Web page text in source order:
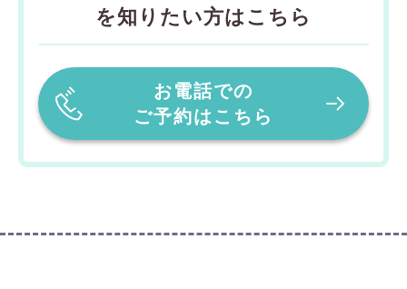
を知りたい方はこちら
お電話での
ご予約はこちら